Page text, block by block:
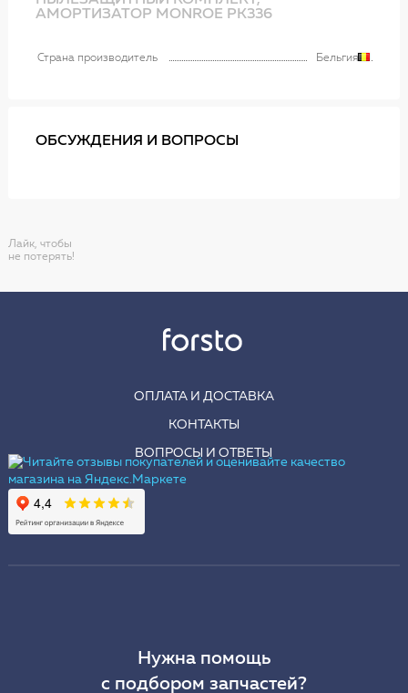
АМОРТИЗАТОР MONROE PK336
Страна производитель Бельгия
ОБСУЖДЕНИЯ И ВОПРОСЫ
Лайк, чтобы
не потерять!
ОПЛАТА И ДОСТАВКА
КОНТАКТЫ
ВОПРОСЫ И ОТВЕТЫ
Нужна помощь
с подбором запчастей?